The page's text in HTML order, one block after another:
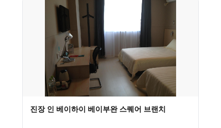
진장 인 베이하이 베이부완 스퀘어 브랜치